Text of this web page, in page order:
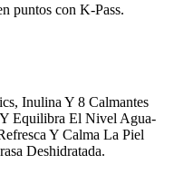
puntos con K-Pass.
Inulina Y 8 Calmantes
Equilibra El Nivel Agua-
Y Calma La Piel
Deshidratada.